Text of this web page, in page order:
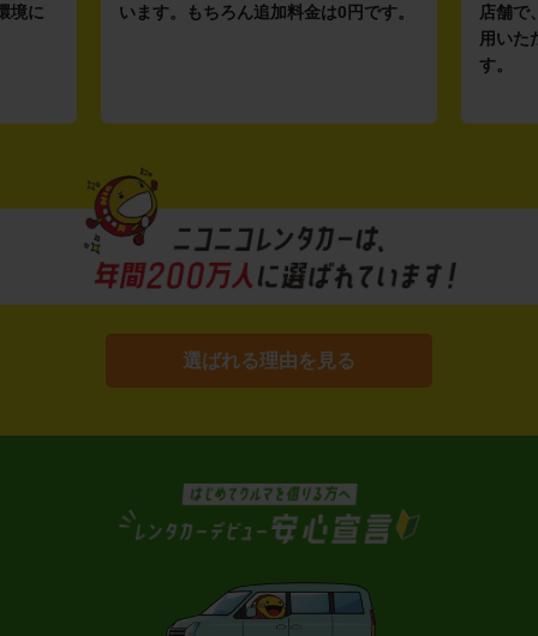
境に
います。もちろん追加料金は0円です。
店舗で
用いた
す。
選ばれる理由を見る